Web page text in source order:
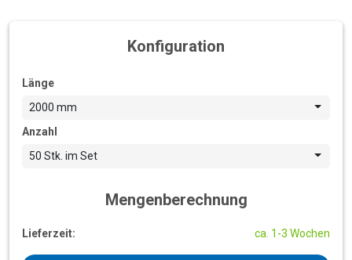
Konfiguration
Länge
2000 mm
Anzahl
50 Stk. im Set
Mengenberechnung
Lieferzeit: ca. 1-3 Wochen